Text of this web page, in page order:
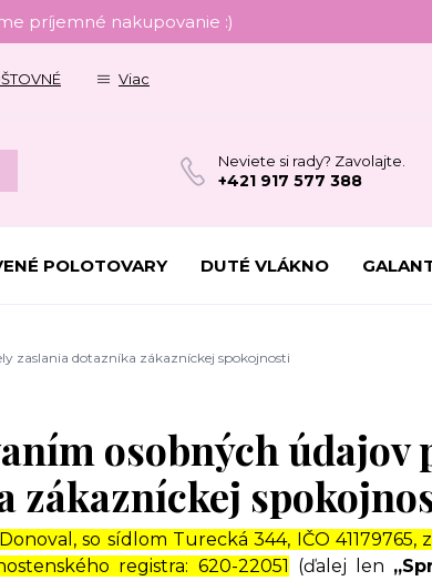
príjemné nakupovanie :)
Viac
Neviete si rady? Zavolajte.
+421 917 577 388
POLOTOVARY DUTÉ VLÁKNO
zaslania dotazníka zákazníckej spokojnosti
osobných údajov
zákazníckej
so sídlom Turecká 344, IČO 41179765,
registra: 620-22051 (ďalej len